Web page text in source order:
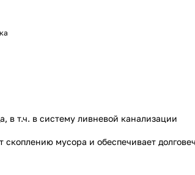
в т.ч. в систему ливневой канализации
скоплению мусора и обеспечивает